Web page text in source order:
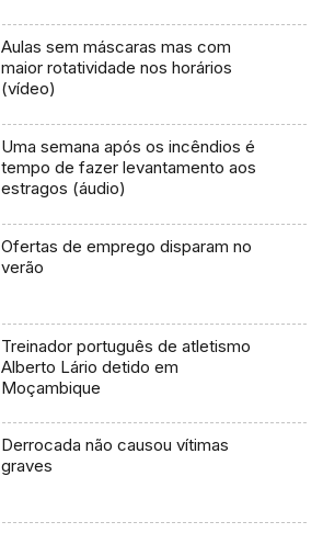
Aulas sem máscaras mas com
maior rotatividade nos horários
(vídeo)
Uma semana após os incêndios é
tempo de fazer levantamento aos
estragos (áudio)
Ofertas de emprego disparam no
verão
Treinador português de atletismo
Alberto Lário detido em
Moçambique
Derrocada não causou vítimas
graves